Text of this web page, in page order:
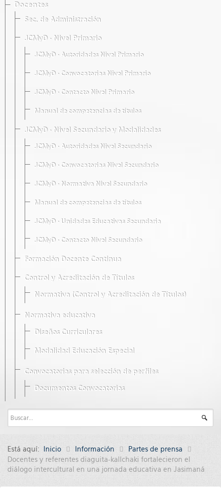
Docentes
Sec. de Administración
JCMyD · Nivel Primario
JCMyD · Autoridades Nivel Primario
JCMyD · Convocatorias Nivel Primario
JCMyD · Contacto Nivel Primario
Manual de competencias de títulos
JCMyD · Nivel Secundario y Modalidades
JCMyD · Autoridades Nivel Secundario
JCMyD · Convocatorias Nivel Secundario
JCMyD · Normativa Nivel Secundario
Manual de competencias de títulos
JCMyD · Unidades Educativas Secundaria
JCMyD · Contacto Nivel Secundario
Formación Docente Continua
Control y Acreditación de Títulos
Normativa (Control y Acreditación de Títulos)
Normativa educativa
Diseños Curriculares
Modalidad Educación Especial
Convocatorias para selección de perfiles
Documentos Convocatorias
Está aquí: Inicio Información
Partes de prensa
Docentes y referentes diaguita-kallchaki fortalecieron el
diálogo intercultural en una jornada educativa en Jasimaná